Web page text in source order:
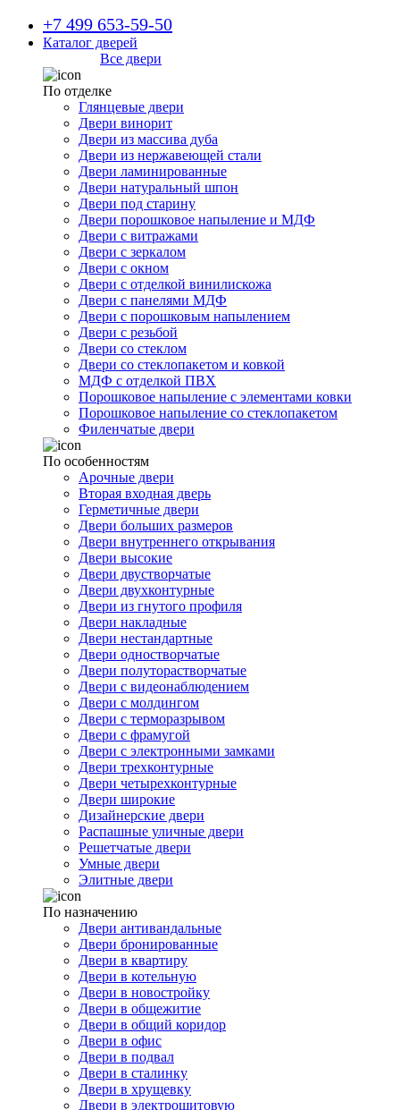
+7 499 653-59-50
Каталог дверей
Все двери
По отделке
Глянцевые двери
Двери винорит
Двери из массива дуба
Двери из нержавеющей стали
Двери ламинированные
Двери натуральный шпон
Двери под старину
Двери порошковое напыление и МДФ
Двери с витражами
Двери с зеркалом
Двери с окном
Двери с отделкой винилискожа
Двери с панелями МДФ
Двери с порошковым напылением
Двери с резьбой
Двери со стеклом
Двери со стеклопакетом и ковкой
МДФ с отделкой ПВХ
Порошковое напыление с элементами ковки
Порошковое напыление со стеклопакетом
Филенчатые двери
По особенностям
Арочные двери
Вторая входная дверь
Герметичные двери
Двери больших размеров
Двери внутреннего открывания
Двери высокие
Двери двустворчатые
Двери двухконтурные
Двери из гнутого профиля
Двери накладные
Двери нестандартные
Двери одностворчатые
Двери полуторастворчатые
Двери с видеонаблюдением
Двери с молдингом
Двери с терморазрывом
Двери с фрамугой
Двери с электронными замками
Двери трехконтурные
Двери четырехконтурные
Двери широкие
Дизайнерские двери
Распашные уличные двери
Решетчатые двери
Умные двери
Элитные двери
По назначению
Двери антивандальные
Двери бронированные
Двери в квартиру
Двери в котельную
Двери в новостройку
Двери в общежитие
Двери в общий коридор
Двери в офис
Двери в подвал
Двери в сталинку
Двери в хрущевку
Двери в электрощитовую